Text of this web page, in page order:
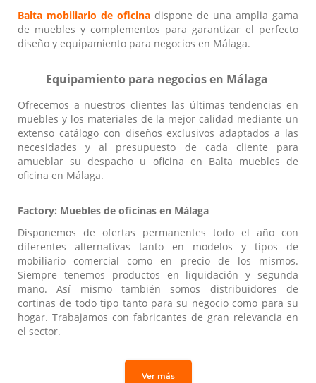
Balta mobiliario de oficina dispone de una amplia gama
de muebles y complementos para garantizar el perfecto
diseño y equipamiento para negocios en Málaga.
Equipamiento para negocios en Málaga
Ofrecemos a nuestros clientes las últimas tendencias en
muebles y los materiales de la mejor calidad mediante un
extenso catálogo con diseños exclusivos adaptados a las
necesidades y al presupuesto de cada cliente para
amueblar su despacho u oficina en Balta muebles de
oficina en Málaga.
Factory: Muebles de oficinas en Málaga
Disponemos de ofertas permanentes todo el año con
diferentes alternativas tanto en modelos y tipos de
mobiliario comercial como en precio de los mismos.
Siempre tenemos productos en liquidación y segunda
mano. Así mismo también somos distribuidores de
cortinas de todo tipo tanto para su negocio como para su
hogar. Trabajamos con fabricantes de gran relevancia en
el sector.
Ver más